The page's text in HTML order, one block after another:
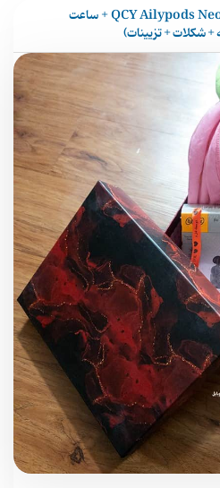
پک هدیه ویژه (عروسک + ایرپاد QCY Ailypods Neo + ساعت